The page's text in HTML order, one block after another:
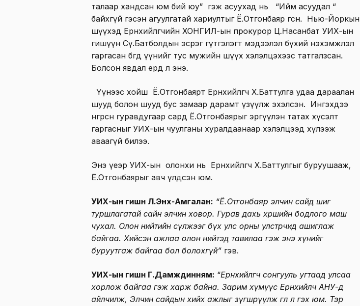
талаар хандсан юм бий юу” гэж асуухад нь “Ийм асуудал “
байхгүй гэсэн агуулгатай хариултыг Ё.Отгонбаяр өгсөн. Нью-Йоркын
шүүхэд Ерөнхийлөгчийн ХОНГИЛ-ын прокурор Ц.Насанбат УИХ-ын
гишүүн Сү.Батболдын эсрэг гүтгэлэгт мэдээлэл бүхий нэхэмжлэл
гаргасан бөгөөд үүнийг тус мужийн шүүх хэлэлцэхээс татгалзсан.
Болсон явдал ердөө л энэ.
Үүнээс хойш Ё.Отгонбаярт Ерөнхийлөгч Х.Баттулга удаа дараалан
шууд болон шууд бус замаар дарамт үзүүлж эхэлсэн. Ингэхдээ
өнгөрсөн гуравдугаар сард Ё.Отгонбаярыг эргүүлэн татах хүсэлт
гаргасныг УИХ-ын чуулганы хуралдаанаар хэлэлцээд хүлээж
аваагүй билээ.
Энэ үеэр УИХ-ын олонхи нь Ерөнхийлөгч Х.Баттулгыг буруушааж,
Ё.Отгонбаярыг авч үлдсэн юм.
УИХ-ын гишүүн Л.Энх-Амгалан: “Ё.Отгонбаяр элчин сайд шиг
туршлагатай сайн элчин ховор. Гурав дахь хөршийн бодлого маш
чухал. Олон нийтийн сүлжээг бүх улс орны улстөрчид ашиглаж
байгаа. Хийсэн ажлаа олон нийтэд тавилаа гэж энэ хүнийг
буруутгаж байгаа бол болохгүй” гэв.
УИХ-ын гишүүн Г.Дамждинням: “Ерөнхийлөгч сонгууль угтаад улсаа
хорлож байгаа гэж харж байна. Зарим хүмүүс Ерөнхийлөч АНУ-д
айлчилж, Элчин сайдын хийх ажлыг зүгшрүүлж өглөө л гэх юм. Тэр